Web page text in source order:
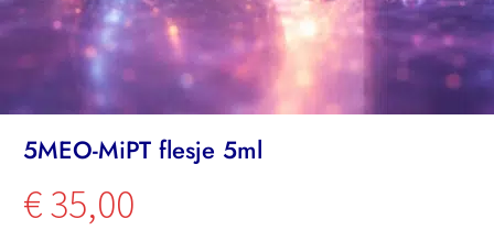
5MEO-MiPT flesje 5ml
€35,00